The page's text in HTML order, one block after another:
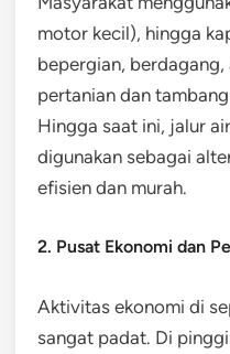
motor kecil), hingga
bepergian,
pertanian dan
Hingga saat ini, jalur
digunakan sebagai
efisien dan murah.
2. Pusat Ekonomi dan
Aktivitas ekonomi di
sangat padat. Di